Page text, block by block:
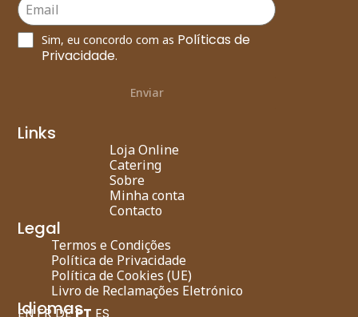
Sim, eu concordo com as Políticas de
Privacidade.
Enviar
Links
Loja Online
Catering
Sobre
Minha conta
Contacto
Legal
Termos e Condições
Política de Privacidade
Política de Cookies (UE)
Livro de Reclamações Eletrónico
Idiomas
EN FR DEPT ES